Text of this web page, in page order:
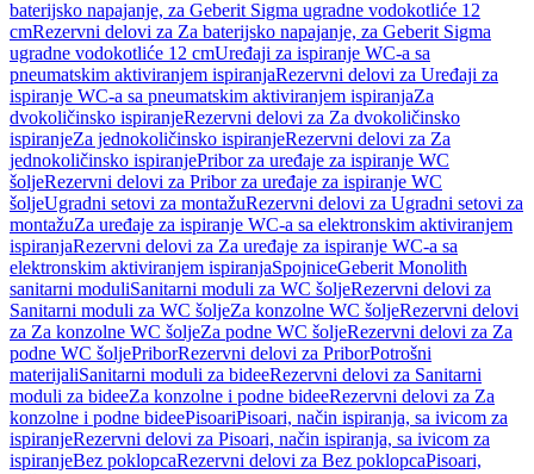
baterijsko napajanje, za Geberit Sigma ugradne vodokotliće 12
cmRezervni delovi za Za baterijsko napajanje, za Geberit Sigma
ugradne vodokotliće 12 cmUređaji za ispiranje WC-a sa
pneumatskim aktiviranjem ispiranjaRezervni delovi za Uređaji za
ispiranje WC-a sa pneumatskim aktiviranjem ispiranjaZa
dvokoličinsko ispiranjeRezervni delovi za Za dvokoličinsko
ispiranjeZa jednokoličinsko ispiranjeRezervni delovi za Za
jednokoličinsko ispiranjePribor za uređaje za ispiranje WC
šoljeRezervni delovi za Pribor za uređaje za ispiranje WC
šoljeUgradni setovi za montažuRezervni delovi za Ugradni setovi za
montažuZa uređaje za ispiranje WC-a sa elektronskim aktiviranjem
ispiranjaRezervni delovi za Za uređaje za ispiranje WC-a sa
elektronskim aktiviranjem ispiranjaSpojniceGeberit Monolith
sanitarni moduliSanitarni moduli za WC šoljeRezervni delovi za
Sanitarni moduli za WC šoljeZa konzolne WC šoljeRezervni delovi
za Za konzolne WC šoljeZa podne WC šoljeRezervni delovi za Za
podne WC šoljePriborRezervni delovi za PriborPotrošni
materijaliSanitarni moduli za bideeRezervni delovi za Sanitarni
moduli za bideeZa konzolne i podne bideeRezervni delovi za Za
konzolne i podne bideePisoariPisoari, način ispiranja, sa ivicom za
ispiranjeRezervni delovi za Pisoari, način ispiranja, sa ivicom za
ispiranjeBez poklopcaRezervni delovi za Bez poklopcaPisoari,